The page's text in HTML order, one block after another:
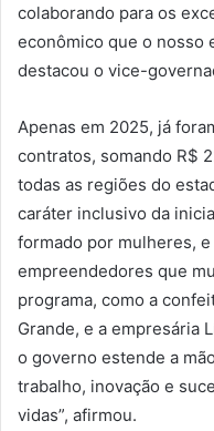
colaborando para os
econômico que o nosso
destacou o vice-
Apenas em 2025, já
contratos, somando R$
todas as regiões do
caráter inclusivo da
formado por mulheres,
empreendedores que
programa, como a
Grande, e a empresária
o governo estende a
trabalho, inovação e
vidas”, afirmou.